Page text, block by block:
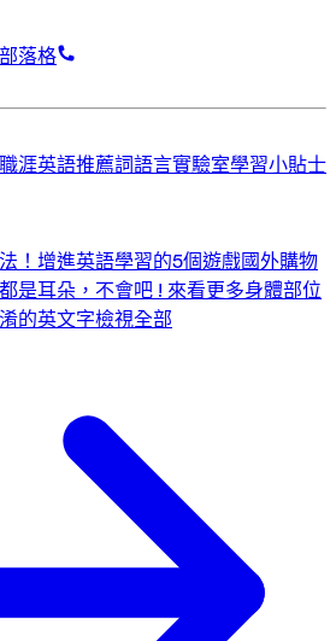
部落格
職涯英語推薦詞語言實驗室學習小貼士
！ 增進英語學習的5個遊戲國外購物
是耳朵，不會吧 ! 來看更多身體部位
的英文字檢視全部